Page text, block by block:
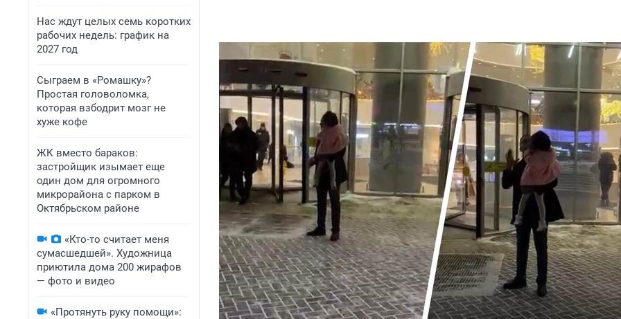
Нас ждут целых семь коротких
рабочих недель: график на
2027 год
Сыграем в «Ромашку»?
Простая головоломка,
которая взбодрит мозг не
хуже кофе
ЖК вместо бараков:
застройщик изымает еще
один дом для огромного
микрорайона с парком в
Октябрьском районе
«Кто-то считает меня
сумасшедшей». Художница
приютила дома 200 жирафов
— фото и видео
«Протянуть руку помощи»: